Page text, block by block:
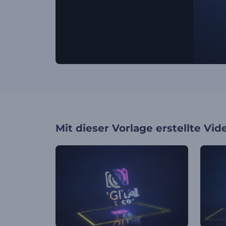
Mit dieser Vorlage erstellte